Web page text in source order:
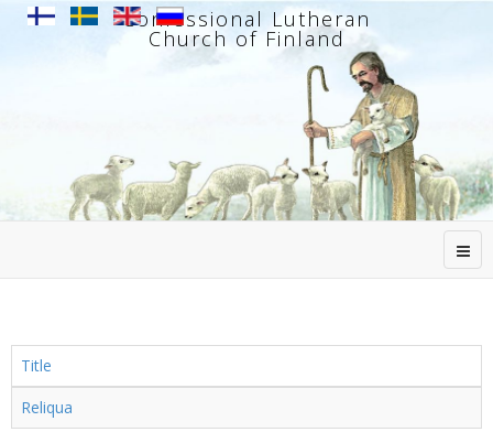
Confessional Lutheran
Church of Finland
Title
Reliqua